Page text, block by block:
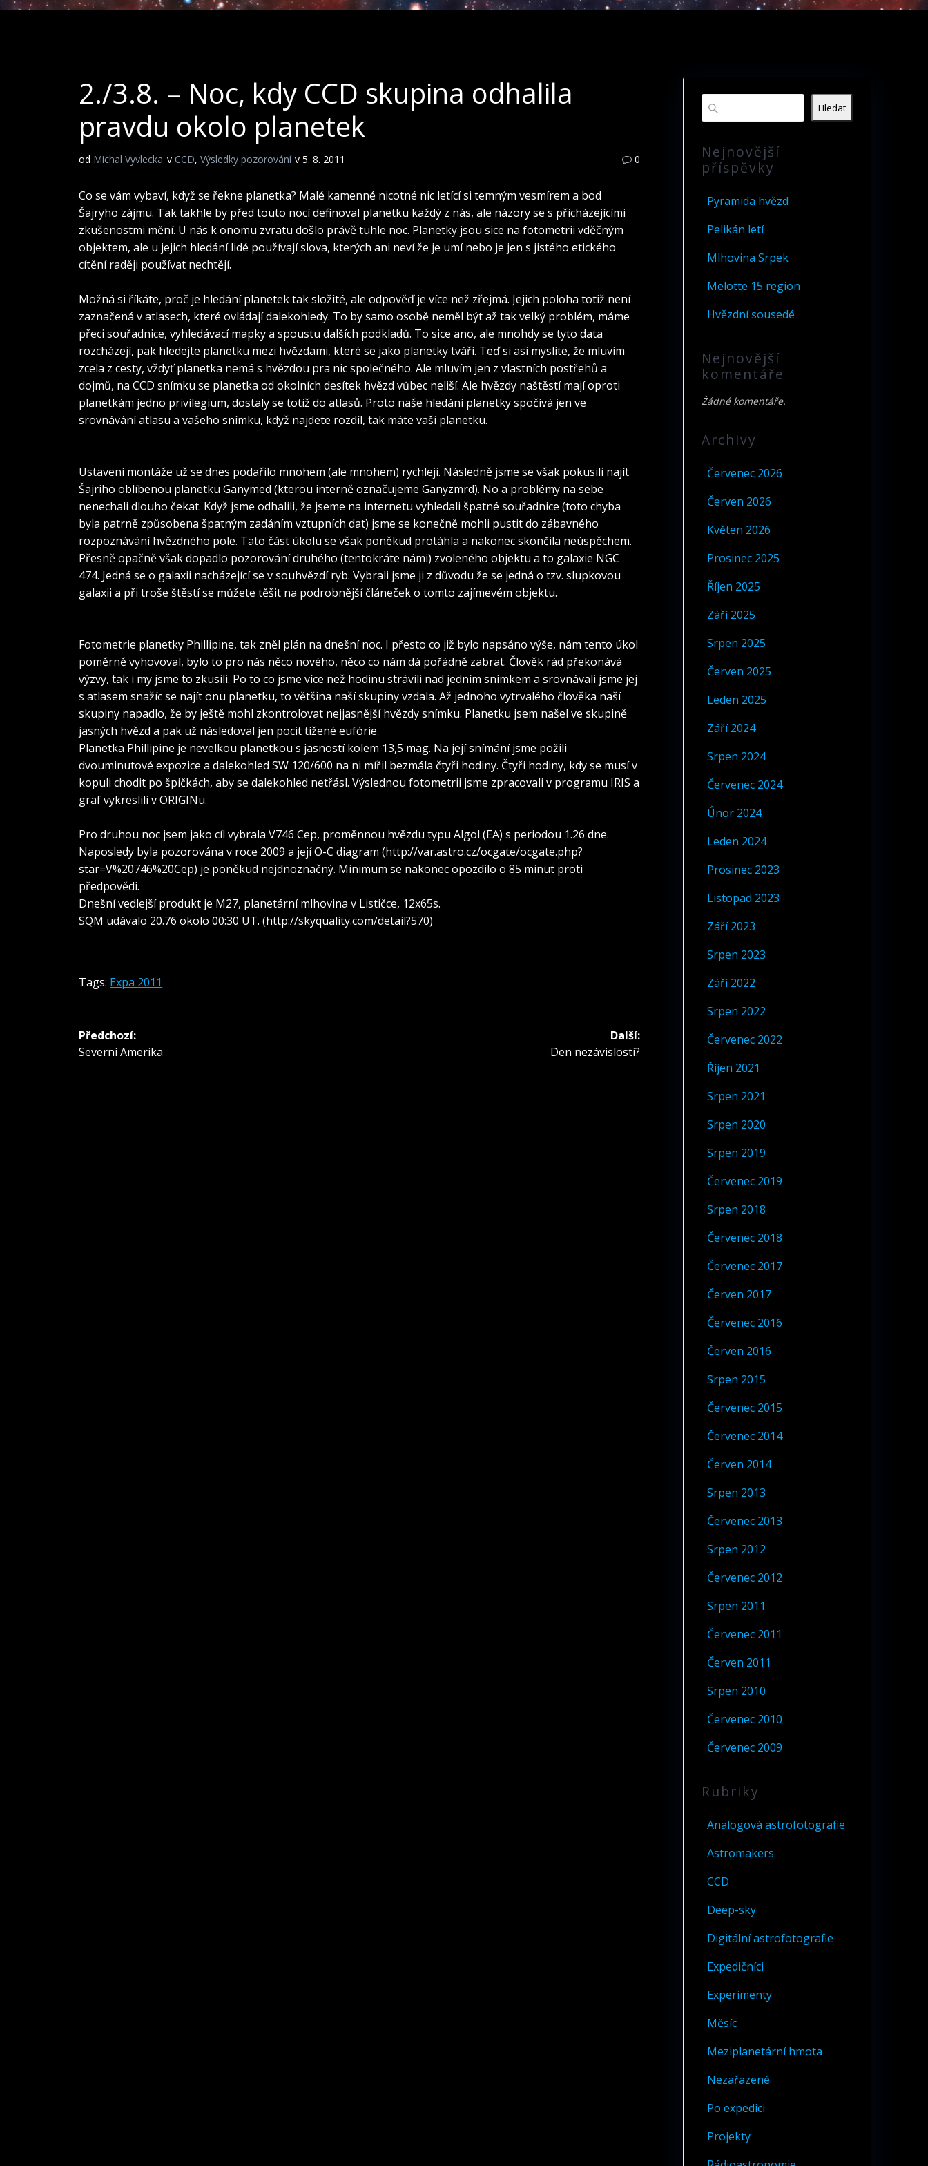
2./3.8. – Noc, kdy CCD skupina odhalila
pravdu okolo planetek
od Michal Vyvlecka v CCD, Výsledky pozorování v 5. 8. 2011 0
Co se vám vybaví, když se řekne planetka? Malé kamenné nicotné nic letící si temným vesmírem a bod
Šajryho zájmu. Tak takhle by před touto nocí definoval planetku každý z nás, ale názory se s přicházejícími
zkušenostmi mění. U nás k onomu zvratu došlo právě tuhle noc. Planetky jsou sice na fotometrii vděčným
objektem, ale u jejich hledání lidé používají slova, kterých ani neví že je umí nebo je jen s jistého etického
cítění raději používat nechtějí.
Možná si říkáte, proč je hledání planetek tak složité, ale odpověď je více než zřejmá. Jejich poloha totiž není
zaznačená v atlasech, které ovládají dalekohledy. To by samo osobě neměl být až tak velký problém, máme
přeci souřadnice, vyhledávací mapky a spoustu dalších podkladů. To sice ano, ale mnohdy se tyto data
rozcházejí, pak hledejte planetku mezi hvězdami, které se jako planetky tváří. Teď si asi myslíte, že mluvím
zcela z cesty, vždyť planetka nemá s hvězdou pra nic společného. Ale mluvím jen z vlastních postřehů a
dojmů, na CCD snímku se planetka od okolních desítek hvězd vůbec neliší. Ale hvězdy naštěstí mají oproti
planetkám jedno privilegium, dostaly se totiž do atlasů. Proto naše hledání planetky spočívá jen ve
srovnávání atlasu a vašeho snímku, když najdete rozdíl, tak máte vaši planetku.
Ustavení montáže už se dnes podařilo mnohem (ale mnohem) rychleji. Následně jsme se však pokusili najít
Šajriho oblíbenou planetku Ganymed (kterou interně označujeme Ganyzmrd). No a problémy na sebe
nenechali dlouho čekat. Když jsme odhalili, že jseme na internetu vyhledali špatné souřadnice (toto chyba
byla patrně způsobena špatným zadáním vztupních dat) jsme se konečně mohli pustit do zábavného
rozpoznávání hvězdného pole. Tato část úkolu se však poněkud protáhla a nakonec skončila neúspěchem.
Přesně opačně však dopadlo pozorování druhého (tentokráte námi) zvoleného objektu a to galaxie NGC
474. Jedná se o galaxii nacházející se v souhvězdí ryb. Vybrali jsme ji z důvodu že se jedná o tzv. slupkovou
galaxii a při troše štěstí se můžete těšit na podrobnější článeček o tomto zajímevém objektu.
Fotometrie planetky Phillipine, tak zněl plán na dnešní noc. I přesto co již bylo napsáno výše, nám tento úkol
poměrně vyhovoval, bylo to pro nás něco nového, něco co nám dá pořádně zabrat. Člověk rád překonává
výzvy, tak i my jsme to zkusili. Po to co jsme více než hodinu strávili nad jedním snímkem a srovnávali jsme jej
s atlasem snažíc se najít onu planetku, to většina naší skupiny vzdala. Až jednoho vytrvalého člověka naší
skupiny napadlo, že by ještě mohl zkontrolovat nejjasnější hvězdy snímku. Planetku jsem našel ve skupině
jasných hvězd a pak už následoval jen pocit tížené eufórie.
Planetka Phillipine je nevelkou planetkou s jasností kolem 13,5 mag. Na její snímání jsme požili
dvouminutové expozice a dalekohled SW 120/600 na ni mířil bezmála čtyři hodiny. Čtyři hodiny, kdy se musí v
kopuli chodit po špičkách, aby se dalekohled netřásl. Výslednou fotometrii jsme zpracovali v programu IRIS a
graf vykreslili v ORIGINu.
Pro druhou noc jsem jako cíl vybrala V746 Cep, proměnnou hvězdu typu Algol (EA) s periodou 1.26 dne.
Naposledy byla pozorována v roce 2009 a její O-C diagram (http://var.astro.cz/ocgate/ocgate.php?
star=V%20746%20Cep) je poněkud nejdnoznačný. Minimum se nakonec opozdilo o 85 minut proti
předpovědi.
Dnešní vedlejší produkt je M27, planetární mlhovina v Lističce, 12x65s.
SQM udávalo 20.76 okolo 00:30 UT. (http://skyquality.com/detail?570)
Tags: Expa 2011
Navigace
pro
Předchozí:
Předchozí
Severní Amerika
Další:
Další
Den nezávislosti?
Hledat
Nejnovější
příspěvky
Pyramida hvězd
Pelikán letí
Mlhovina Srpek
Melotte 15 region
Hvězdní sousedé
Nejnovější
komentáře
Žádné komentáře.
Archivy
Červenec 2026
Červen 2026
Květen 2026
Prosinec 2025
Říjen 2025
Září 2025
Srpen 2025
Červen 2025
Leden 2025
Září 2024
Srpen 2024
Červenec 2024
Únor 2024
Leden 2024
Prosinec 2023
Listopad 2023
Září 2023
Srpen 2023
Září 2022
Srpen 2022
Červenec 2022
Říjen 2021
Srpen 2021
Srpen 2020
Srpen 2019
Červenec 2019
Srpen 2018
Červenec 2018
Červenec 2017
Červen 2017
Červenec 2016
Červen 2016
Srpen 2015
Červenec 2015
Červenec 2014
Červen 2014
Srpen 2013
Červenec 2013
Srpen 2012
Červenec 2012
Srpen 2011
Červenec 2011
Červen 2011
Srpen 2010
Červenec 2010
Červenec 2009
Rubriky
Analogová astrofotografie
Astromakers
CCD
Deep-sky
Digitální astrofotografie
Expedičníci
Experimenty
Měsíc
Meziplanetární hmota
Nezařazené
Po expedici
Projekty